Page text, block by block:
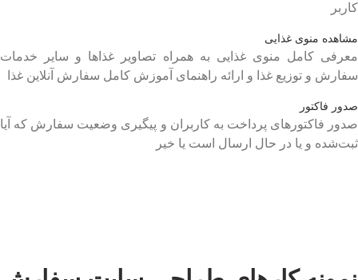
کاربر
مشاهده منوی غذایی
معرفی کامل منوی غذایی به همراه تصاویر غذاها و سایر خدمات
سفارش و توزیع غذا و ارائه راهنمای آموزش کامل سفارش آنلاین غذا
صدور فاکتور
صدور فاکتورهای پرداخت به کاربران و پیگیری وضعیت سفارش که آیا
ثبت‌شده و یا در حال ارسال است یا خیر